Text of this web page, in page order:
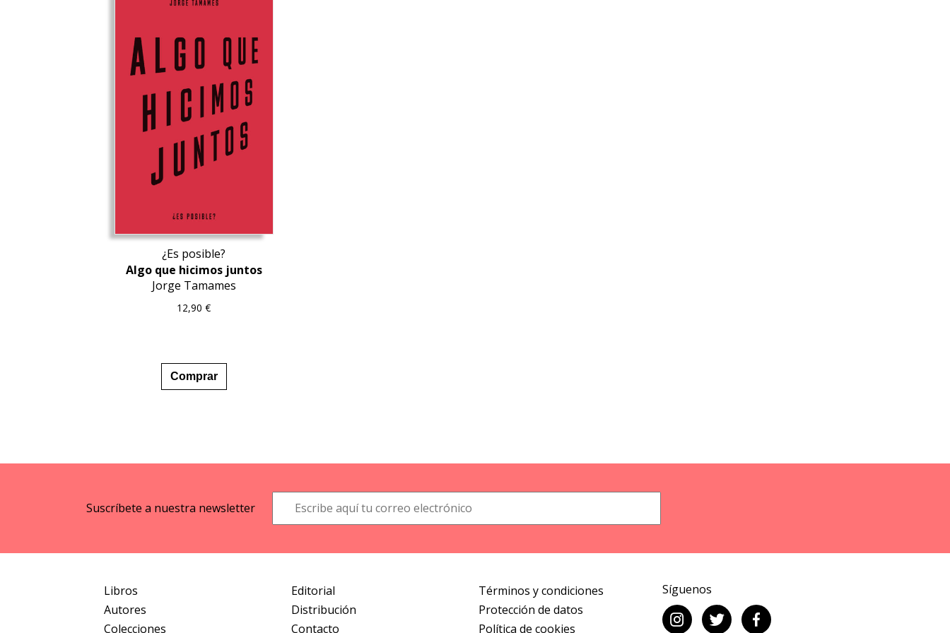
¿Es posible?
Algo que hicimos juntos
Jorge Tamames
12,90€
Comprar
Suscríbete a nuestra newsletter
Libros
Autores
Colecciones
Editorial
Distribución
Contacto
Términos y condiciones
Protección de datos
Política de cookies
Síguenos